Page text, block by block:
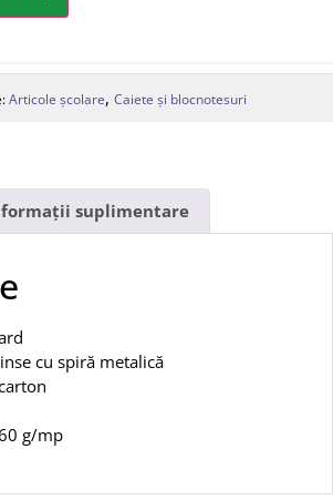
Articole școlare, Caiete și blocnotesuri
suplimentare
cu spiră metalică
g/mp